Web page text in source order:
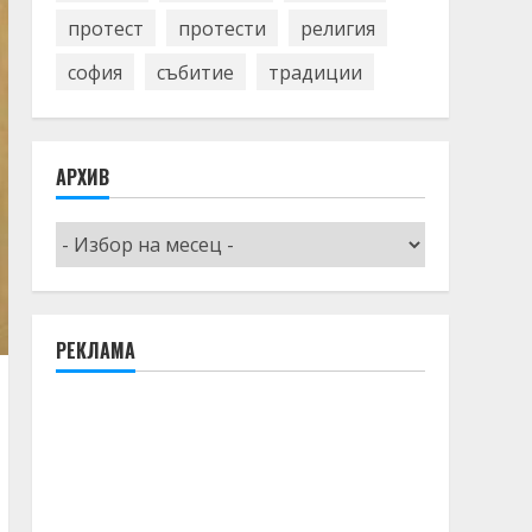
протест протести
религия
софия
събитие традиции
АРХИВ
Архив
РЕКЛАМА